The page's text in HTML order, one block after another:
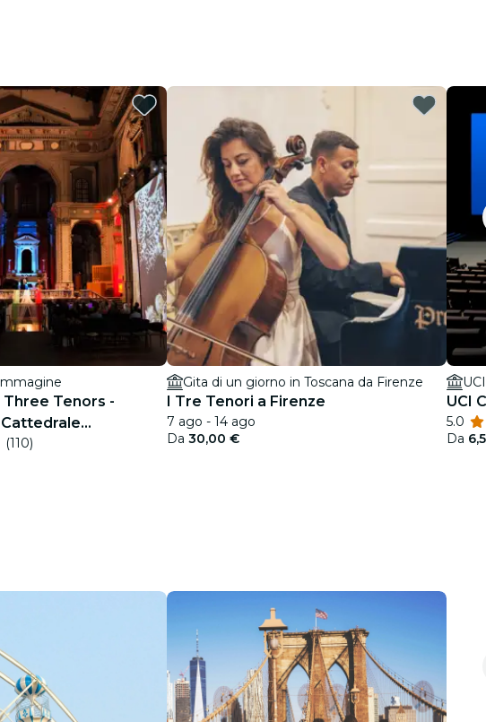
Three Tenors -
(110)
Gita di un giorno in Toscana da Firenze
I Tre Tenori a Firenze
7 ago - 14 ago
Da 30,00 €
UCI
5.0
Da